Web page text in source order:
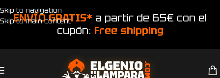
Skip to navigation
Skip to main content
ENVÍO GRATIS* a partir de 65€ con el
cupón: free shipping